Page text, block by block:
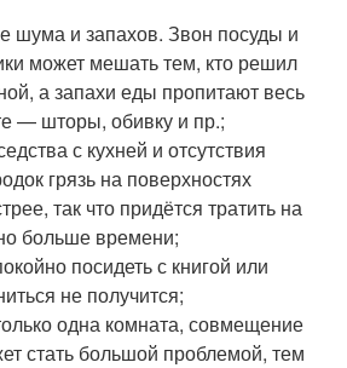
шума и запахов. Звон посуды и
может мешать тем, кто решил
а запахи еды пропитают весь
— шторы, обивку и пр.;
с кухней и отсутствия
грязь на поверхностях
так что придётся тратить на
больше времени;
посидеть с книгой или
не получится;
одна комната, совмещение
стать большой проблемой, тем